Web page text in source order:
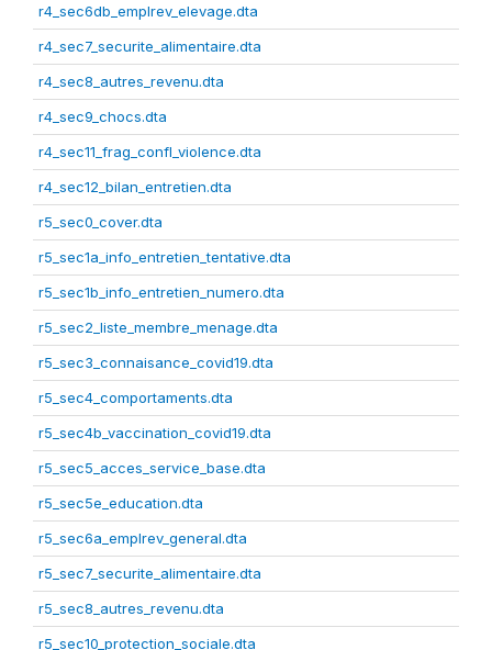
r4_sec6db_emplrev_elevage.dta
r4_sec7_securite_alimentaire.dta
r4_sec8_autres_revenu.dta
r4_sec9_chocs.dta
r4_sec11_frag_confl_violence.dta
r4_sec12_bilan_entretien.dta
r5_sec0_cover.dta
r5_sec1a_info_entretien_tentative.dta
r5_sec1b_info_entretien_numero.dta
r5_sec2_liste_membre_menage.dta
r5_sec3_connaisance_covid19.dta
r5_sec4_comportaments.dta
r5_sec4b_vaccination_covid19.dta
r5_sec5_acces_service_base.dta
r5_sec5e_education.dta
r5_sec6a_emplrev_general.dta
r5_sec7_securite_alimentaire.dta
r5_sec8_autres_revenu.dta
r5_sec10_protection_sociale.dta